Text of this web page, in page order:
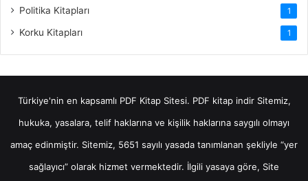
Politika Kitapları 1
Korku Kitapları 1
Türkiye'nin en kapsamlı PDF Kitap Sitesi. PDF kitap indirSitemiz,
hukuka, yasalara, telif haklarına ve kişilik haklarına saygılı olmayı
amaç edinmiştir. Sitemiz, 5651 sayılı yasada tanımlanan şekliyle “yer
sağlayıcı” olarak hizmet vermektedir. İlgili yasaya göre, Site